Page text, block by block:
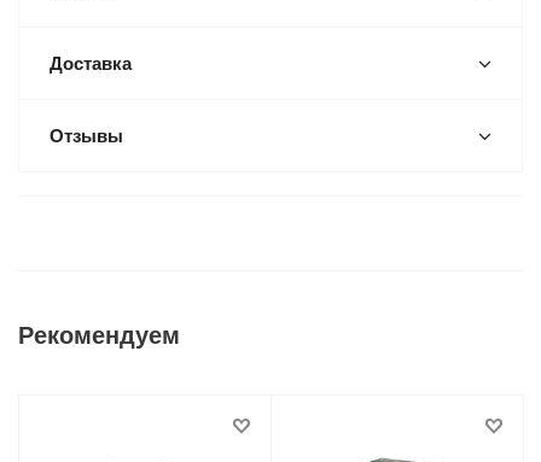
Доставка
Отзывы
Рекомендуем